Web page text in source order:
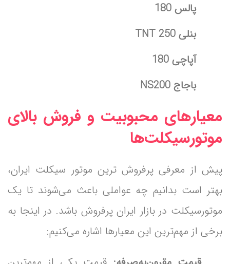
پالس 180
بنلی TNT 250
آپاچی 180
باجاج NS200
معیارهای محبوبیت و فروش بالای
موتورسیکلت‌ها
پیش از معرفی پرفروش‌ ترین موتور سیکلت‌ ایران،
بهتر است بدانیم چه عواملی باعث می‌شوند تا یک
موتورسیکلت در بازار ایران پرفروش باشد. در اینجا به
برخی از مهم‌ترین این معیارها اشاره می‌کنیم: